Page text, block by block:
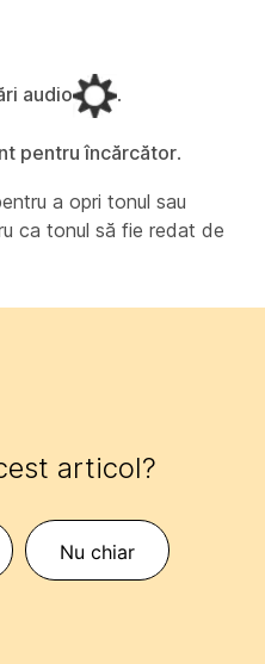
audio .
pentru încărcător.
a opri tonul sau
ca tonul să fie redat de
articol?
Nu chiar